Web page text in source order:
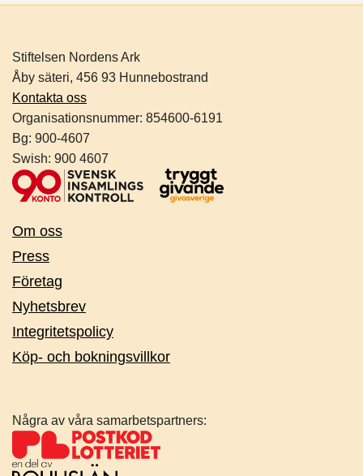
Stiftelsen Nordens Ark
Åby säteri, 456 93 Hunnebostrand
Kontakta oss
Organisationsnummer: 854600-6191
Bg: 900-4607
Swish: 900 4607
Om oss
Press
Företag
Nyhetsbrev
Integritetspolicy
Köp- och bokningsvillkor
Några av våra samarbetspartners: